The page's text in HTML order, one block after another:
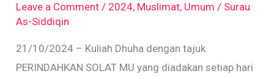
Leave a Comment / 2024, Muslimat, Umum / Surau
As-Siddiqin
21/10/2024 – Kuliah Dhuha dengan tajuk
PERINDAHKAN SOLAT MU yang diadakan setiap hari
(Muslimin
Muslimat)